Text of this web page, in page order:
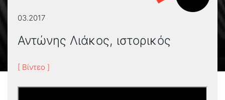
03.2017
Αντώνης Λιάκος, ιστορικός
[ Βίντεο ]